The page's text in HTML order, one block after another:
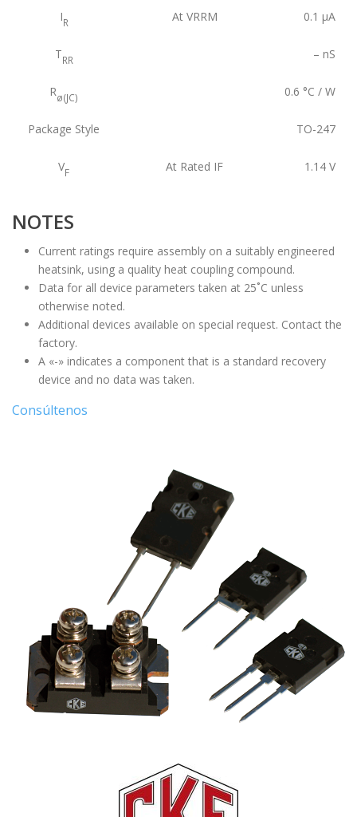
IR At VRRM 0.1 μA
TRR – nS
Rø(JC) 0.6 °C / W
Package Style TO-247
VF At Rated IF 1.14 V
NOTES
Current ratings require assembly on a suitably engineered
heatsink, using a quality heat coupling compound.
Data for all device parameters taken at 25˚C unless
otherwise noted.
Additional devices available on special request. Contact the
factory.
A «-» indicates a component that is a standard recovery
device and no data was taken.
Consúltenos